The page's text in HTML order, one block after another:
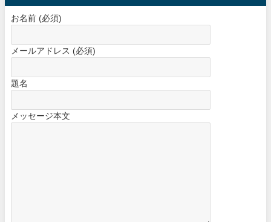
お名前 (必須)
メールアドレス (必須)
題名
メッセージ本文